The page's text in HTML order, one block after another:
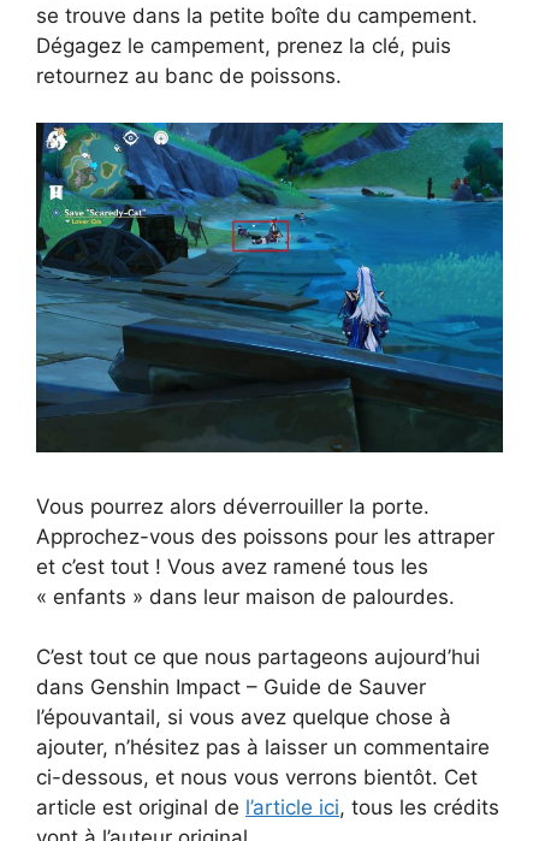
se trouve dans la petite boîte du campement.
Dégagez le campement, prenez la clé, puis
retournez au banc de poissons.
Vous pourrez alors déverrouiller la porte.
Approchez-vous des poissons pour les attraper
et c’est tout ! Vous avez ramené tous les
« enfants » dans leur maison de palourdes.
C’est tout ce que nous partageons aujourd’hui
dans Genshin Impact – Guide de Sauver
l’épouvantail, si vous avez quelque chose à
ajouter, n’hésitez pas à laisser un commentaire
ci-dessous, et nous vous verrons bientôt. Cet
article est original de l’article ici, tous les crédits